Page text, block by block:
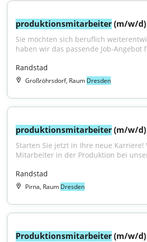
produktionsmitarbeiter (m/w/d)
Sie möchten sich beruflich
haben wir das passende Job-Angebot
Randstad
Großröhrsdorf, Raum Dresden
produktionsmitarbeiter (m/w/d)
Starten Sie jetzt in Ihre neue Karriere!
Mitarbeiter in der Produktion bei
Randstad
Pirna, Raum Dresden
Produktionsmitarbeiter (m/w/d)